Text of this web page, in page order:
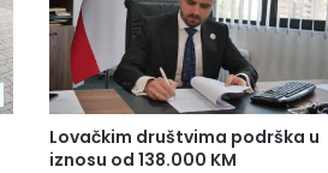
Lovačkim društvima podrška u
iznosu od 138.000 KM